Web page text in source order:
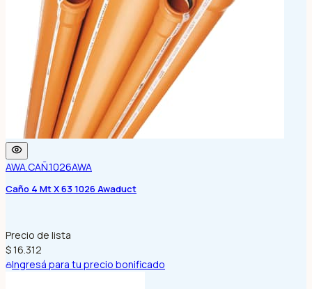
AWA.CAÑ.1026AWA
Caño 4 Mt X 63 1026 Awaduct
Precio de lista
$ 16.312
Ingresá para tu precio bonificado